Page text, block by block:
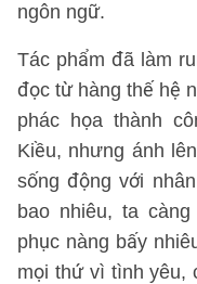
ngôn ngữ.
Tác phẩm đã làm
đọc từ hàng thế hệ
phác họa thành
Kiều, nhưng ánh
sống động với
bao nhiêu, ta
phục nàng bấy
mọi thứ vì tình yêu,